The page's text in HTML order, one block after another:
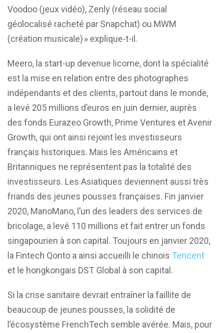
Voodoo (jeux vidéo), Zenly (réseau social
géolocalisé racheté par Snapchat) ou MWM
(création musicale) » explique-t-il.
Meero, la start-up devenue licorne, dont la spécialité
est la mise en relation entre des photographes
indépendants et des clients, partout dans le monde,
a levé 205 millions d’euros en juin dernier, auprès
des fonds Eurazeo Growth, Prime Ventures et Avenir
Growth, qui ont ainsi rejoint les investisseurs
français historiques. Mais les Américains et
Britanniques ne représentent pas la totalité des
investisseurs. Les Asiatiques deviennent aussi très
friands des jeunes pousses françaises. Fin janvier
2020, ManoMano, l’un des leaders des services de
bricolage, a levé 110 millions et fait entrer un fonds
singapourien à son capital. Toujours en janvier 2020,
la Fintech Qonto a ainsi accueilli le chinois Tencent
et le hongkongais DST Global à son capital.
Si la crise sanitaire devrait entraîner la faillite de
beaucoup de jeunes pousses, la solidité de
l’écosystème FrenchTech semble avérée. Mais, pour